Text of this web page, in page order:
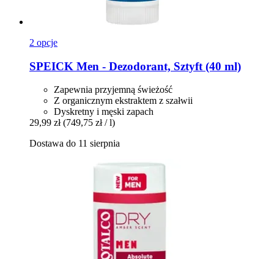
2 opcje
SPEICK Men -​ Dezodorant, Sztyft (40 ml)
Zapewnia przyjemną świeżość
Z organicznym ekstraktem z szałwii
Dyskretny i męski zapach
29,99 zł (749,75 zł / l)
Dostawa do 11 sierpnia